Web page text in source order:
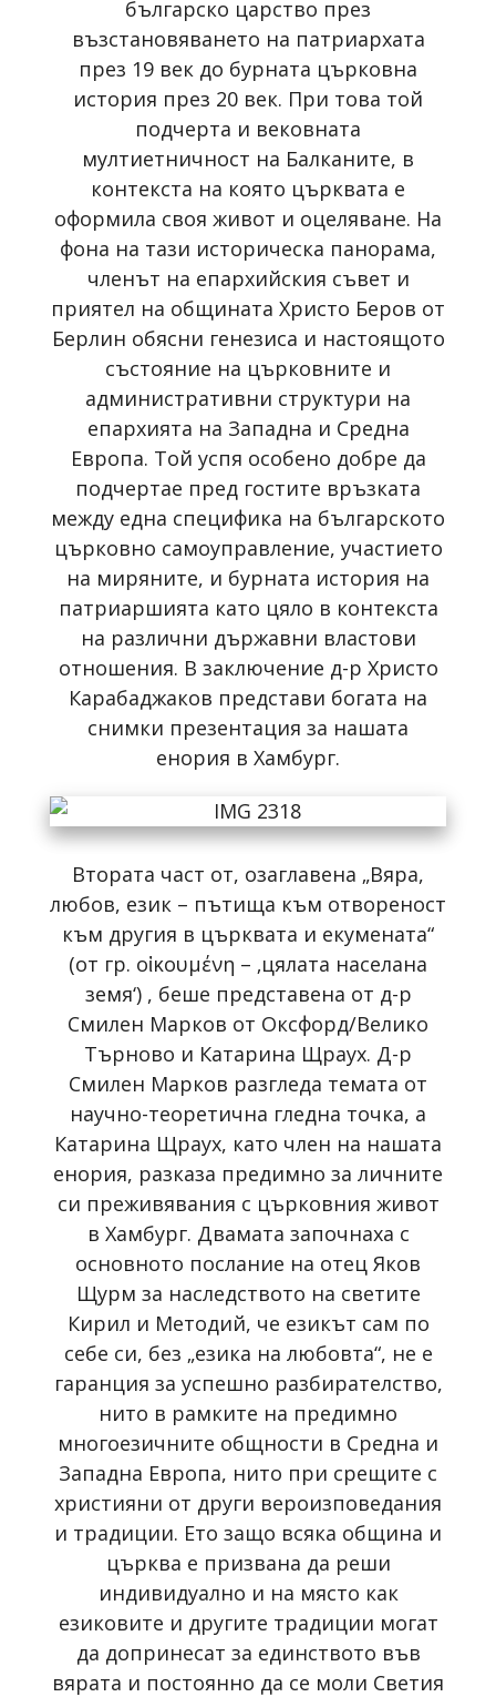
българско царство през
възстановяването на патриархата
през 19 век до бурната църковна
история през 20 век. При това той
подчерта и вековната
мултиетничност на Балканите, в
контекста на която църквата е
оформила своя живот и оцеляване. На
фона на тази историческа панорама,
членът на епархийския съвет и
приятел на общината Христо Беров от
Берлин обясни генезиса и настоящото
състояние на църковните и
административни структури на
епархията на Западна и Средна
Европа. Той успя особено добре да
подчертае пред гостите връзката
между една специфика на българското
църковно самоуправление, участието
на миряните, и бурната история на
патриаршията като цяло в контекста
на различни държавни властови
отношения. В заключение д-р Христо
Карабаджаков представи богата на
снимки презентация за нашата
енория в Хамбург.
Втората част от, озаглавена „Вяра,
любов, език – пътища към отвореност
към другия в църквата и екумената“
(от гр. οἰκουμένη – ‚цялата населана
земя‘) , беше представена от д-р
Смилен Марков от Оксфорд/Велико
Търново и Катарина Щраух. Д-р
Смилен Марков разгледа темата от
научно-теоретична гледна точка, а
Катарина Щраух, като член на нашата
енория, разказа предимно за личните
си преживявания с църковния живот
в Хамбург. Двамата започнаха с
основното послание на отец Яков
Щурм за наследството на светите
Кирил и Методий, че езикът сам по
себе си, без „езика на любовта“, не е
гаранция за успешно разбирателство,
нито в рамките на предимно
многоезичните общности в Средна и
Западна Европа, нито при срещите с
християни от други вероизповедания
и традиции. Ето защо всяка община и
църква е призвана да реши
индивидуално и на място как
езиковите и другите традиции могат
да допринесат за единството във
вярата и постоянно да се моли Светия